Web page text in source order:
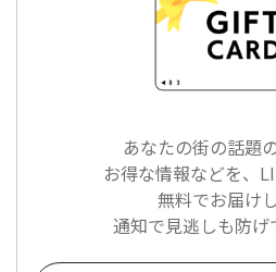
あなたの街の話題
お得な情報などを、
無料でお届けし
通知で見逃しも防げ